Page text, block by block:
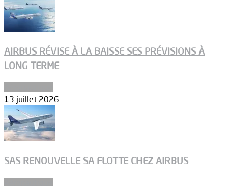
AIRBUS RÉVISE À LA BAISSE SES PRÉVISIONS À
LONG TERME
13 juillet 2026
SAS RENOUVELLE SA FLOTTE CHEZ AIRBUS